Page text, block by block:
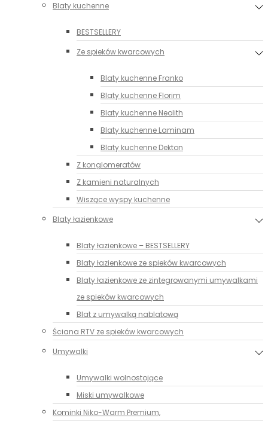
Blaty kuchenne
BESTSELLERY
Ze spieków kwarcowych
Blaty kuchenne Franko
Blaty kuchenne Florim
Blaty kuchenne Neolith
Blaty kuchenne Laminam
Blaty kuchenne Dekton
Z konglomeratów
Z kamieni naturalnych
Wiszące wyspy kuchenne
Blaty łazienkowe
Blaty łazienkowe – BESTSELLERY
Blaty łazienkowe ze spieków kwarcowych
Blaty łazienkowe ze zintegrowanymi umywalkami
ze spieków kwarcowych
Blat z umywalką nablatową
Ściana RTV ze spieków kwarcowych
Umywalki
Umywalki wolnostojące
Miski umywalkowe
Kominki Niko-Warm Premium,